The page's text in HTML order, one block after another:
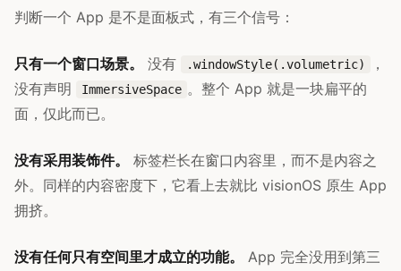
判断一个 App 是不是面板式，有三个信号：
只有一个窗口场景。 没有 .windowStyle(.volumetric)
，
没有声明
ImmersiveSpace 。整个 App 就是一块扁平的
面，仅此而已。
没有采用装饰件。
标签栏长在窗口内容里，而不是内容之
外。同样的内容密度下，它看上去就比 visionOS 原生 App
拥挤。
没有任何只有空间里才成立的功能。
App 完全没用到第三